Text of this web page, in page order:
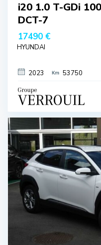
i20 1.0 T-GDi
DCT-7
17490 €
HYUNDAI
2023 53750